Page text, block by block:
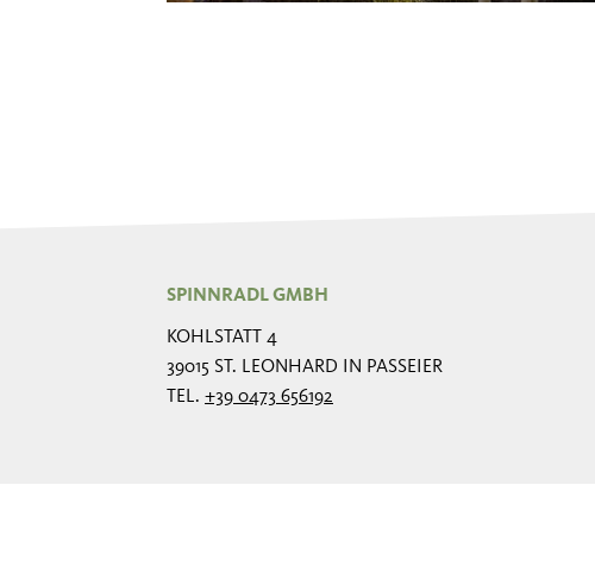
SPINNRADL GMBH
KOHLSTATT 4
39015 ST. LEONHARD IN PASSEIER
TEL. +39 0473 656192